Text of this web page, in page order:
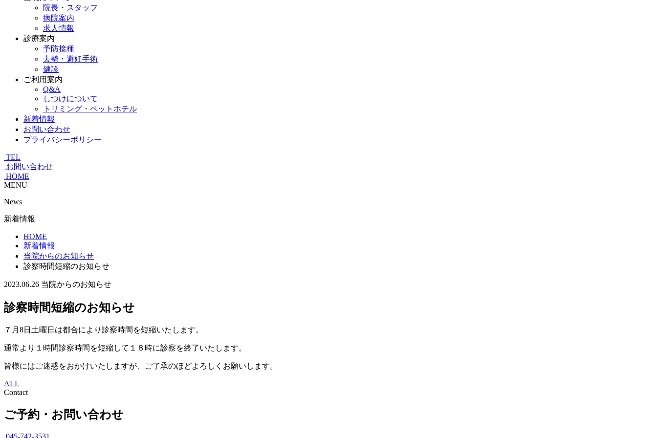
院長・スタッフ
病院案内
求人情報
診療案内
予防接種
去勢・避妊手術
健診
ご利用案内
Q&A
しつけについて
トリミング・ペットホテル
新着情報
お問い合わせ
プライバシーポリシー
TEL
お問い合わせ
HOME
MENU
News
新着情報
HOME
新着情報
当院からのお知らせ
診察時間短縮のお知らせ
2023.06.26 当院からのお知らせ
診察時間短縮のお知らせ
７月8日土曜日は都合により診察時間を短縮いたします。
通常より１時間診察時間を短縮して１８時に診察を終了いたします。
皆様にはご迷惑をおかけいたしますが、ご了承のほどよろしくお願いします。
ALL
Contact
ご予約・お問い合わせ
045-742-3531